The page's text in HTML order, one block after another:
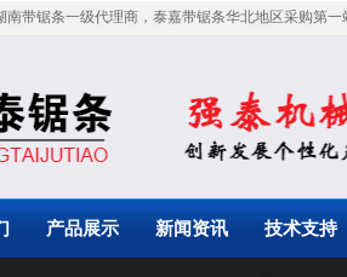
锯条一级代理商，泰嘉带锯条华北地区采购第一
产品展示 新闻资讯 技术支持